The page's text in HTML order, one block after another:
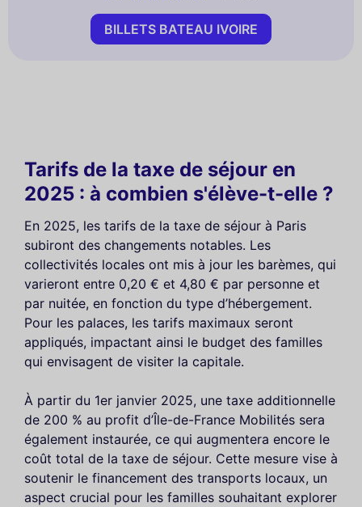
BILLETS BATEAU IVOIRE
Tarifs de la taxe de séjour en
2025 : à combien s'élève-t-elle ?
En 2025, les tarifs de la taxe de séjour à Paris
subiront des changements notables. Les
collectivités locales ont mis à jour les barèmes, qui
varieront entre 0,20 € et 4,80 € par personne et
par nuitée, en fonction du type d’hébergement.
Pour les palaces, les tarifs maximaux seront
appliqués, impactant ainsi le budget des familles
qui envisagent de visiter la capitale.
À partir du 1er janvier 2025, une taxe additionnelle
de 200 % au profit d’Île-de-France Mobilités sera
également instaurée, ce qui augmentera encore le
coût total de la taxe de séjour. Cette mesure vise à
soutenir le financement des transports locaux, un
aspect crucial pour les familles souhaitant explorer